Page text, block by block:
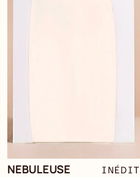
NEBULEUSE INÉDIT